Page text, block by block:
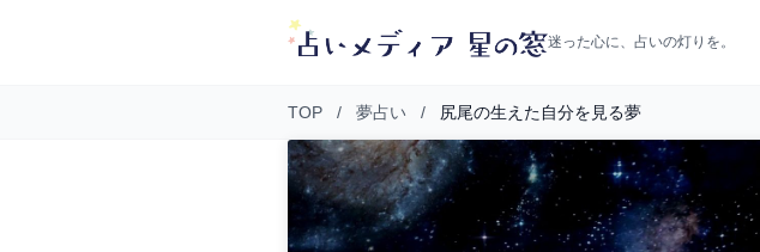
迷った心に、占いの灯りを。
TOP / 夢占い / 尻尾の生えた自分を見る夢